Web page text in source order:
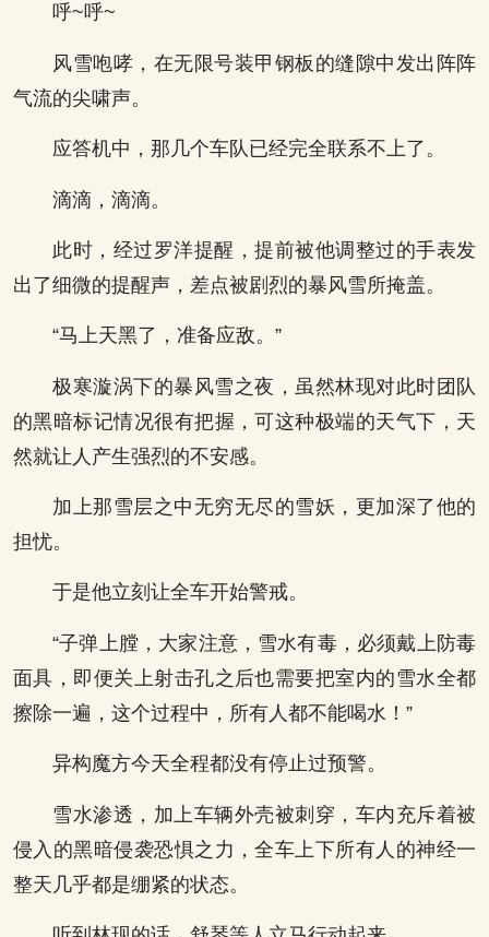
呼~呼~
风雪咆哮，在无限号装甲钢板的缝隙中发出阵阵
气流的尖啸声。
应答机中，那几个车队已经完全联系不上了。
滴滴，滴滴。
此时，经过罗洋提醒，提前被他调整过的手表发
出了细微的提醒声，差点被剧烈的暴风雪所掩盖。
“马上天黑了，准备应敌。”
极寒漩涡下的暴风雪之夜，虽然林现对此时团队
的黑暗标记情况很有把握，可这种极端的天气下，天
然就让人产生强烈的不安感。
加上那雪层之中无穷无尽的雪妖，更加深了他的
担忧。
于是他立刻让全车开始警戒。
“子弹上膛，大家注意，雪水有毒，必须戴上防毒
面具，即便关上射击孔之后也需要把室内的雪水全都
擦除一遍，这个过程中，所有人都不能喝水！”
异构魔方今天全程都没有停止过预警。
雪水渗透，加上车辆外壳被刺穿，车内充斥着被
侵入的黑暗侵袭恐惧之力，全车上下所有人的神经一
整天几乎都是绷紧的状态。